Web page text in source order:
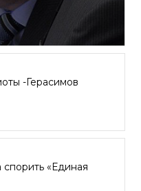
-Герасимов
«Единая